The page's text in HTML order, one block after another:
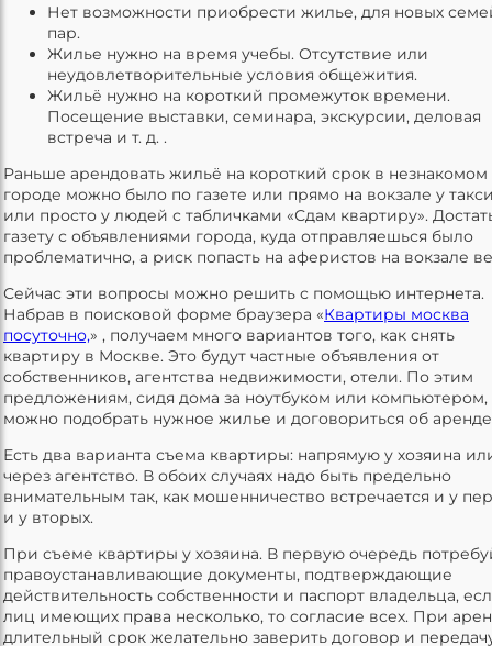
Нет возможности приобрести жилье, для новых
пар.
Жилье нужно на время учебы. Отсутствие или
неудовлетворительные условия общежития.
Жильё нужно на короткий промежуток времени.
Посещение выставки, семинара, экскурсии, деловая
встреча и т. д. .
Раньше арендовать жильё на короткий срок в незнакомом
городе можно было по газете или прямо на вокзале у
или просто у людей с табличками «Сдам квартиру».
газету с объявлениями города, куда отправляешься было
проблематично, а риск попасть на аферистов на вокзале
Сейчас эти вопросы можно решить с помощью интернета.
Набрав в поисковой форме браузера «Квартиры москва
посуточно,» , получаем много вариантов того, как снять
квартиру в Москве. Это будут частные объявления от
собственников, агентства недвижимости, отели. По этим
предложениям, сидя дома за ноутбуком или компьютером,
можно подобрать нужное жилье и договориться об
Есть два варианта съема квартиры: напрямую у хозяина
через агентство. В обоих случаях надо быть предельно
внимательным так, как мошенничество встречается и у
и у вторых.
При съеме квартиры у хозяина. В первую очередь
правоустанавливающие документы, подтверждающие
действительность собственности и паспорт владельца,
лиц имеющих права несколько, то согласие всех. При
длительный срок желательно заверить договор и